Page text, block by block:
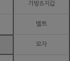
가방&지갑
벨트
모자